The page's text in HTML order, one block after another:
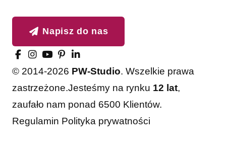
Napisz do nas
© 2014-2026 PW-Studio. Wszelkie prawa
zastrzeżone.Jesteśmy na rynku 12 lat,
zaufało nam ponad 6500 Klientów.
Regulamin Polityka prywatności